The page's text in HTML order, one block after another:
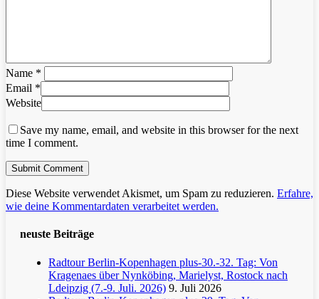
Name *
Email *
Website
Save my name, email, and website in this browser for the next
time I comment.
Diese Website verwendet Akismet, um Spam zu reduzieren. Erfahre,
wie deine Kommentardaten verarbeitet werden.
neuste Beiträge
Radtour Berlin-Kopenhagen plus-30.-32. Tag: Von
Kragenaes über Nynköbing, Marielyst, Rostock nach
Ldeipzig (7.-9. Juli. 2026) 9. Juli 2026